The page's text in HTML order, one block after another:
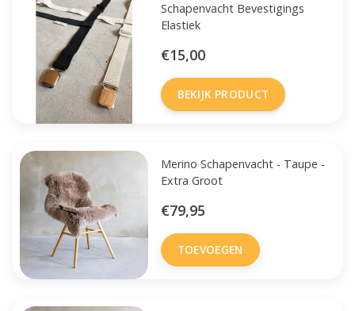
Schapenvacht Bevestigings
Elastiek
€15,00
BEKIJK PRODUCT
Merino Schapenvacht - Taupe -
Extra Groot
€79,95
TOEVOEGEN